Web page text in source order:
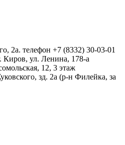
2а. телефон +7 (8332) 30-03-01
Киров, ул. Ленина, 178-а
12, 3 этаж
зд. 2а (р-н Филейка, за